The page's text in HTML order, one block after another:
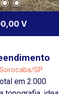
V
SP
em 2.000